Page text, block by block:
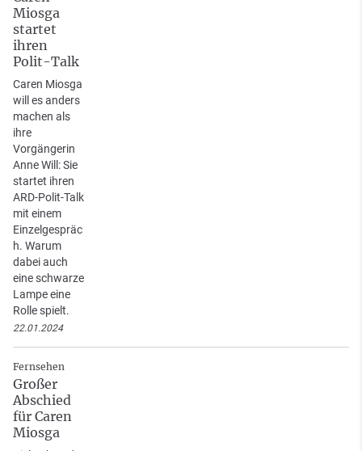
Miosga
startet
ihren
Polit-Talk
Caren Miosga
will es anders
machen als
ihre
Vorgängerin
Anne Will: Sie
startet ihren
ARD-Polit-Talk
mit einem
Einzelgespräc
h. Warum
dabei auch
eine schwarze
Lampe eine
Rolle spielt.
22.01.2024
Fernsehen
Großer
Abschied
für Caren
Miosga